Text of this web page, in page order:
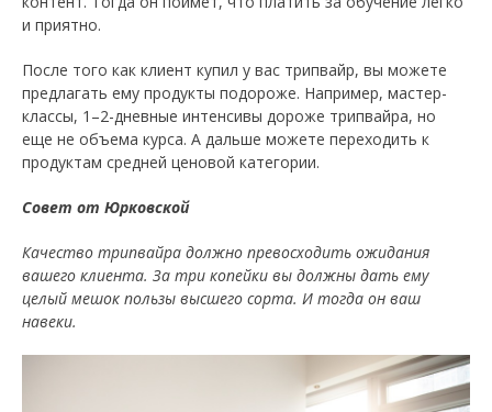
и приятно.
После того как клиент купил у вас трипвайр, вы можете
предлагать ему продукты подороже. Например, мастер-
классы, 1–2-дневные интенсивы дороже трипвайра, но
еще не объема курса. А дальше можете переходить к
продуктам средней ценовой категории.
Совет от Юрковской
Качество трипвайра должно превосходить ожидания
вашего клиента. За три копейки вы должны дать ему
целый мешок пользы высшего сорта. И тогда он ваш
навеки.